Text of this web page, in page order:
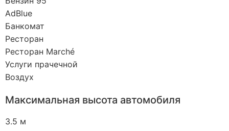
AdBlue
Банкомат
Ресторан
Ресторан Marché
Услуги прачечной
Воздух
Максимальная высота автомобиля
3.5 м